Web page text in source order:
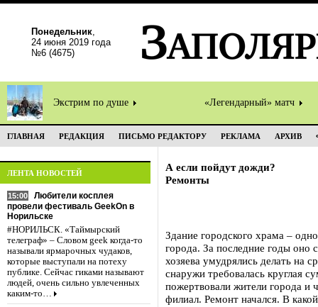
Понедельник,
24 июня 2019 года
№6 (4675)
Экстрим по душе «Легендарный» матч
ГЛАВНАЯ РЕДАКЦИЯ ПИСЬМО РЕДАКТОРУ РЕКЛАМА АРХИВ
ЛЕНТА НОВОСТЕЙ
15:00
Любители косплея
провели фестиваль GeekOn в
Норильске
#НОРИЛЬСК. «Таймырский
телеграф» – Словом geek когда-то
называли ярмарочных чудаков,
которые выступали на потеху
публике. Сейчас гиками называют
людей, очень сильно увлеченных
каким-то…
А если пойдут дожди?
Ремонты
Здание городского храма –
города. За последние годы
хозяева умудрялись делать на
снаружи требовалась круглая
пожертвовали жители города и
филиал. Ремонт начался. В